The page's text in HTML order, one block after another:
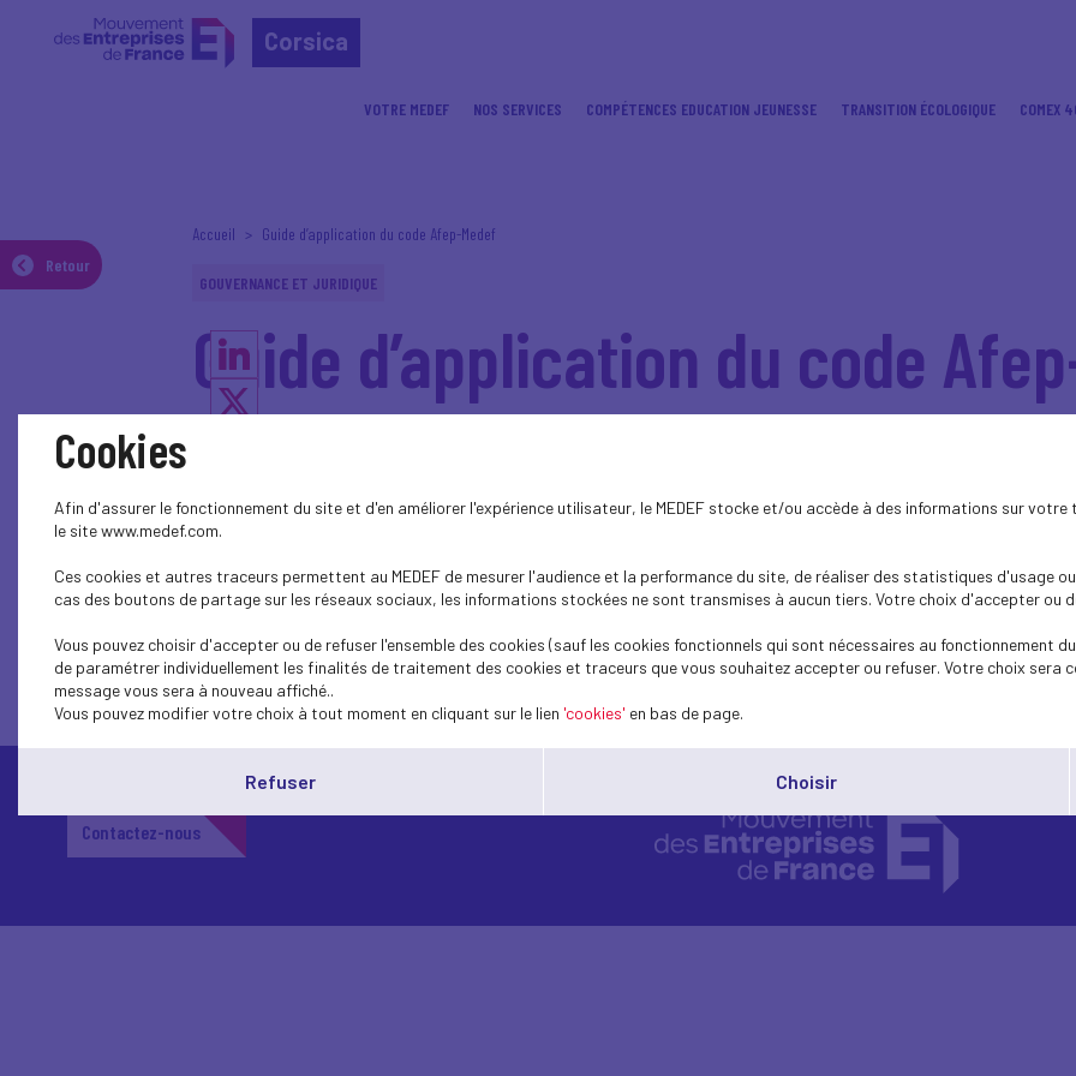
Corsica
VOTRE MEDEF NOS SERVICES COMPÉTENCES EDUCATION JEUNESSE TRANSITION ÉCOLOGIQUE COMEX
Retour
Accueil Guide d’application du code Afep-Medef
GOUVERNANCE ET JURIDIQUE
Guide d’application du code
Ce guide a pour objet de préciser l’interprétation retenue par le Haut Comité pour certaines recommandations
>> Télécharger le guide d’application du code Afep-Medef de décembre 2025 au format PDF
Télécharger l’article (PDF)
Contactez-nous
Cookies
Afin d'assurer le fonctionnement du site et d'en améliorer l'expérience utilisateur, le MEDEF stocke et/ou accède à des informations sur
le site www.medef.com.
Ces cookies et autres traceurs permettent au MEDEF de mesurer l'audience et la performance du site, de réaliser des statistiques d'usage
cas des boutons de partage sur les réseaux sociaux, les informations stockées ne sont transmises à aucun tiers. Votre choix d'accepter
Vous pouvez choisir d'accepter ou de refuser l'ensemble des cookies (sauf les cookies fonctionnels qui sont nécessaires au fonctionnement
de paramétrer individuellement les finalités de traitement des cookies et traceurs que vous souhaitez accepter ou refuser. Votre choix sera
message vous sera à nouveau affiché..
Vous pouvez modifier votre choix à tout moment en cliquant sur le lien 'cookies' en bas de page.
Refuser Choisir